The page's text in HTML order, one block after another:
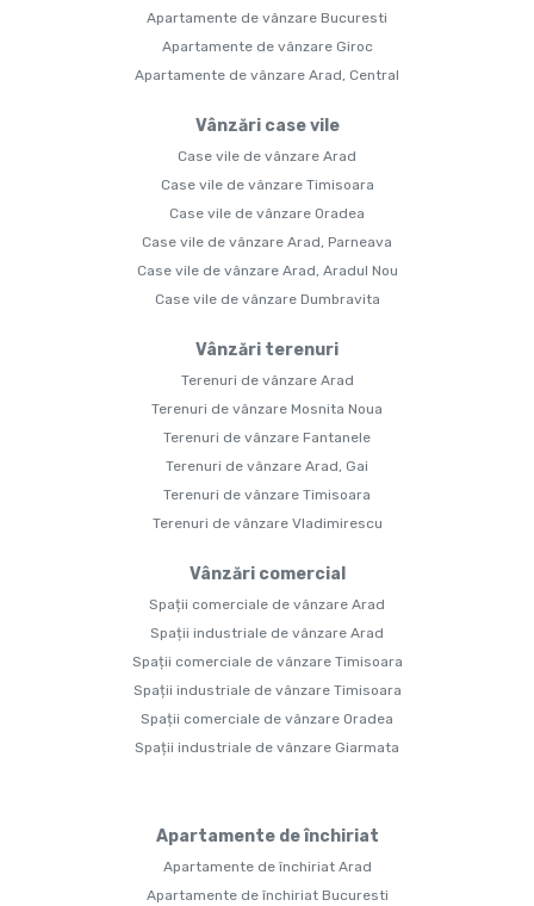
Apartamente de vânzare Bucuresti
Apartamente de vânzare Giroc
Apartamente de vânzare Arad, Central
Vânzări case vile
Case vile de vânzare Arad
Case vile de vânzare Timisoara
Case vile de vânzare Oradea
Case vile de vânzare Arad, Parneava
Case vile de vânzare Arad, Aradul Nou
Case vile de vânzare Dumbravita
Vânzări terenuri
Terenuri de vânzare Arad
Terenuri de vânzare Mosnita Noua
Terenuri de vânzare Fantanele
Terenuri de vânzare Arad, Gai
Terenuri de vânzare Timisoara
Terenuri de vânzare Vladimirescu
Vânzări comercial
Spații comerciale de vânzare Arad
Spații industriale de vânzare Arad
Spații comerciale de vânzare Timisoara
Spații industriale de vânzare Timisoara
Spații comerciale de vânzare Oradea
Spații industriale de vânzare Giarmata
Apartamente de închiriat
Apartamente de închiriat Arad
Apartamente de închiriat Bucuresti